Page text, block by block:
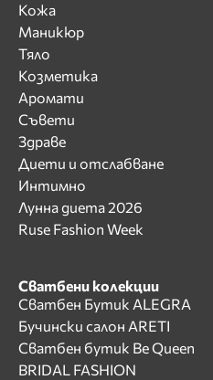
Кожа
Маникюр
Тяло
Козметика
Аромати
Съвети
Здраве
Диети и отслабване
Интимно
Лунна диета 2026
Ruse Fashion Week
Сватбени колекции
Сватбен Бутик ALEGRA
Бучински салон ARETI
Сватбен бутик Be Queen
BRIDAL FASHION